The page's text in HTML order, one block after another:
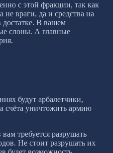
с этой фракции, так как
враги, да и средства на
В вашем
слоны. А главные
будут арбалетчики,
счёта уничтожить армию
требуется разрушать
Не стоит разрушать их